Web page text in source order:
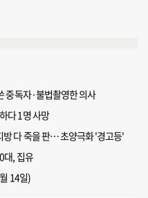
중독자·불법촬영한 의사
다 1명 사망
방 다 죽을 판… 초양극화 '경고등'
대, 집유
14일)